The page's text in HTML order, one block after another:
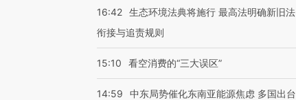
16:42 生态环境法典将施行 最高法明确新旧法
衔接与追责规则
15:10 看空消费的“三大误区”
14:59
中东局势催化东南亚能源焦虑 多国出台